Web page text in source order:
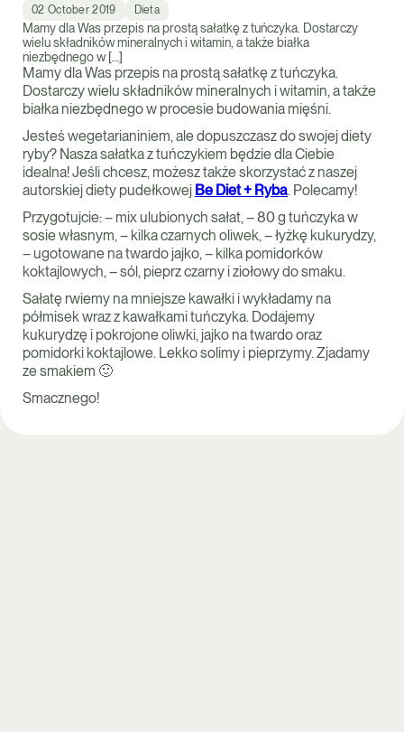
02 October 2019 Dieta
Mamy dla Was przepis na prostą sałatkę z tuńczyka. Dostarczy
wielu składników mineralnych i witamin, a także białka
niezbędnego w […]
Mamy dla Was przepis na prostą sałatkę z tuńczyka.
Dostarczy wielu składników mineralnych i witamin, a także
białka niezbędnego w procesie budowania mięśni.
Jesteś wegetarianiniem, ale dopuszczasz do swojej diety
ryby? Nasza sałatka z tuńczykiem będzie dla Ciebie
idealna! Jeśli chcesz, możesz także skorzystać z naszej
autorskiej diety pudełkowej Be Diet + Ryba. Polecamy!
Przygotujcie: – mix ulubionych sałat, – 80 g tuńczyka w
sosie własnym, – kilka czarnych oliwek, – łyżkę kukurydzy,
– ugotowane na twardo jajko, – kilka pomidorków
koktajlowych, – sól, pieprz czarny i ziołowy do smaku.
Sałatę rwiemy na mniejsze kawałki i wykładamy na
półmisek wraz z kawałkami tuńczyka. Dodajemy
kukurydzę i pokrojone oliwki, jajko na twardo oraz
pomidorki koktajlowe. Lekko solimy i pieprzymy. Zjadamy
ze smakiem 🙂
Smacznego!